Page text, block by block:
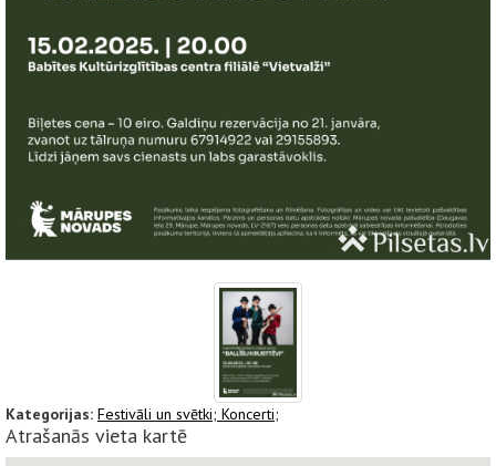
Kategorijas: Festivāli un svētki; Koncerti;
Atrašanās vieta kartē